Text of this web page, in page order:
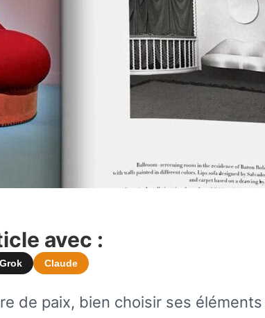
avec :
Grok Claude
de paix, bien choisir ses